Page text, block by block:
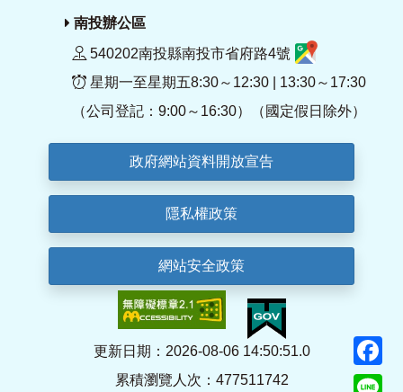
南投辦公區
540202南投縣南投市省府路4號
星期一至星期五8:30～12:30 | 13:30～17:30
（公司登記：9:00～16:30）（國定假日除外）
政府網站資料開放宣告
隱私權政策
網站安全政策
更新日期：2026-08-06 14:50:51.0
累積瀏覽人次：477511742